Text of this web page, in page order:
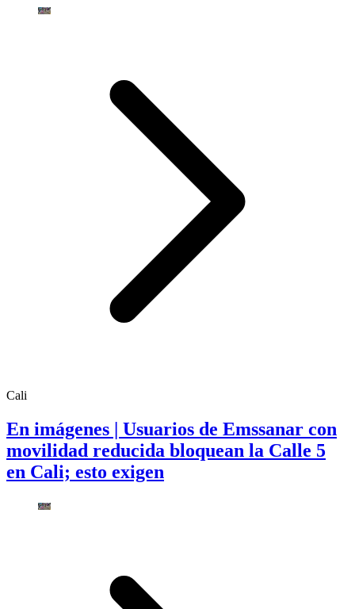
Cali
En imágenes | Usuarios de Emssanar con
movilidad reducida bloquean la Calle 5
en Cali; esto exigen